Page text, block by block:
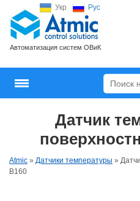
Укр Рус
Автоматизация систем ОВиК
Датчик
Atmic » Датчики температуры »
B160